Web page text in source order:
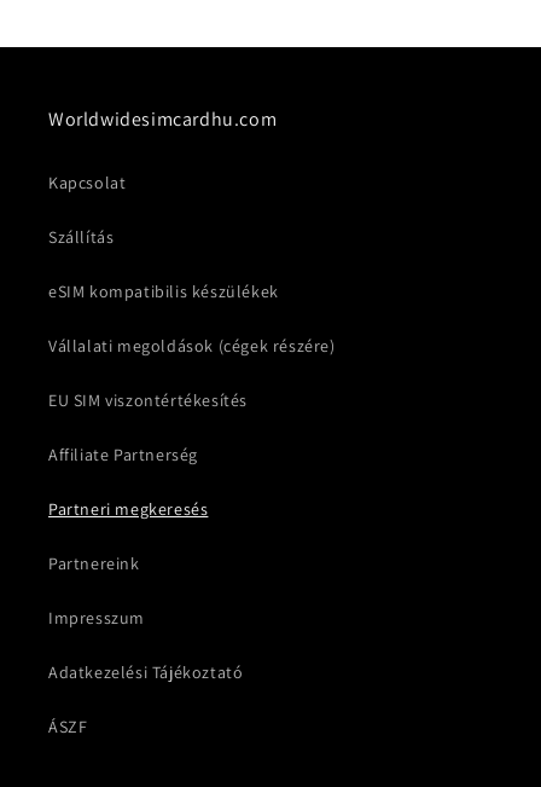
Worldwidesimcardhu.com
Kapcsolat
Szállítás
eSIM kompatibilis készülékek
Vállalati megoldások (cégek részére)
EU SIM viszontértékesítés
Affiliate Partnerség
Partneri megkeresés
Partnereink
Impresszum
Adatkezelési Tájékoztató
ÁSZF